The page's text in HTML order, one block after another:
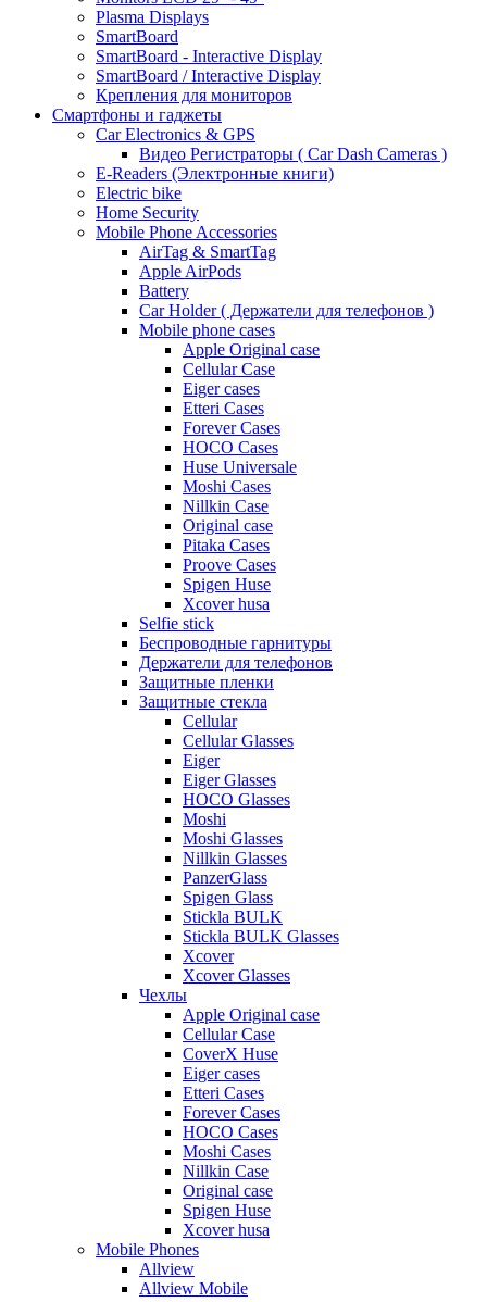
Plasma Displays
SmartBoard
SmartBoard - Interactive Display
SmartBoard / Interactive Display
Крепления для мониторов
Смартфоны и гаджеты
Car Electronics & GPS
Видео Регистраторы ( Car Dash Cameras )
E-Readers (Электронные книги)
Electric bike
Home Security
Mobile Phone Accessories
AirTag & SmartTag
Apple AirPods
Battery
Car Holder ( Держатели для телефонов )
Mobile phone cases
Apple Original case
Cellular Case
Eiger cases
Etteri Cases
Forever Cases
HOCO Cases
Huse Universale
Moshi Cases
Nillkin Case
Original case
Pitaka Cases
Proove Cases
Spigen Huse
Xcover husa
Selfie stick
Беспроводные гарнитуры
Держатели для телефонов
Защитные пленки
Защитные стекла
Cellular
Cellular Glasses
Eiger
Eiger Glasses
HOCO Glasses
Moshi
Moshi Glasses
Nillkin Glasses
PanzerGlass
Spigen Glass
Stickla BULK
Stickla BULK Glasses
Xcover
Xcover Glasses
Чехлы
Apple Original case
Cellular Case
CoverX Huse
Eiger cases
Etteri Cases
Forever Cases
HOCO Cases
Moshi Cases
Nillkin Case
Original case
Spigen Huse
Xcover husa
Mobile Phones
Allview
Allview Mobile